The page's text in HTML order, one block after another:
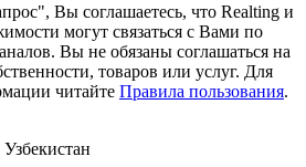
Вы соглашаетесь, что Realting и
могут связаться с Вами по
Вы не обязаны соглашаться на
товаров или услуг. Для
читайте Правила пользования.